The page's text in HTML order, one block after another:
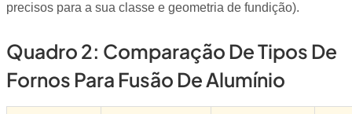
precisos para a sua classe e geometria de fundição).
Quadro 2: Comparação De Tipos De
Fornos Para Fusão De Alumínio